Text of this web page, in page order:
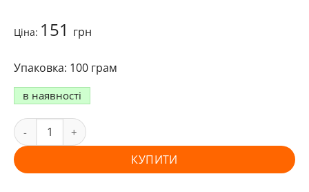
Ціна: 151 грн
100 грам
в наявності
КУПИТИ